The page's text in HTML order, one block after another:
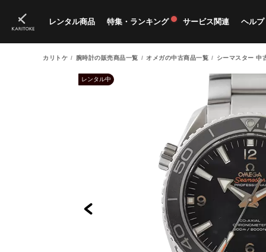
レンタル商品
ブランド一覧 すべての商品 新入荷商品 新
特集・ランキング
特集 ランキング
サービス関連
料金プラン 獲
ヘルプ
ご
カリトケ 腕時計の販売商品一覧 オメガの中古商品一覧 シーマスター 中
レンタル中